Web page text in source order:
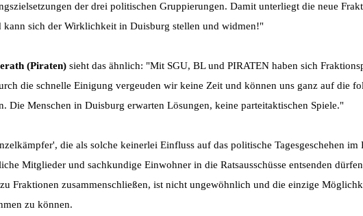
der drei politischen Gruppierungen. Damit unterliegt die neue
kann sich der Wirklichkeit in Duisburg stellen und widmen!"
(Piraten) sieht das ähnlich: "Mit SGU, BL und PIRATEN haben sich
die schnelle Einigung vergeuden wir keine Zeit und können uns ganz auf die
Die Menschen in Duisburg erwarten Lösungen, keine parteitaktischen Spiele."
die als solche keinerlei Einfluss auf das politische Tagesgeschehen im
Mitglieder und sachkundige Einwohner in die Ratsausschüsse entsenden
Fraktionen zusammenschließen, ist nicht ungewöhnlich und die einzige
zu können.